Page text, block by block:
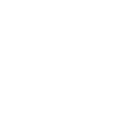
en
13 / © JLC
de terrasse en